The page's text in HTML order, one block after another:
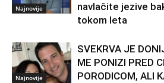
Najnovije
navlačite jezive
tokom leta
Najnovije
SVEKRVA JE
ME PONIZI PRED
PORODICOM, ALI